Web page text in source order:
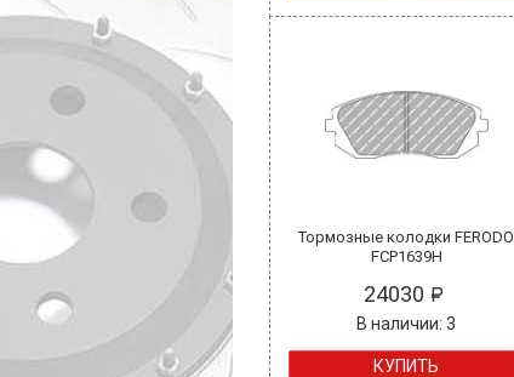
Тормозные колодки FERODO
FCP1639H
24030
В наличии: 3
КУПИТЬ